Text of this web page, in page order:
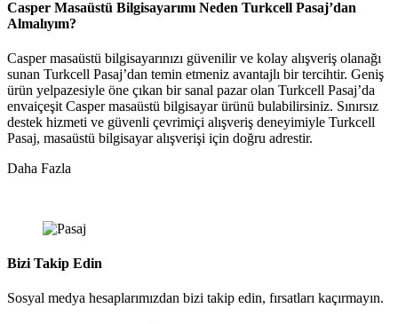
Casper Masaüstü Bilgisayarımı Neden Turkcell Pasaj’dan
Almalıyım?
Casper masaüstü bilgisayarınızı güvenilir ve kolay alışveriş olanağı
sunan Turkcell Pasaj’dan temin etmeniz avantajlı bir tercihtir. Geniş
ürün yelpazesiyle öne çıkan bir sanal pazar olan Turkcell Pasaj’da
envaiçeşit Casper masaüstü bilgisayar ürünü bulabilirsiniz. Sınırsız
destek hizmeti ve güvenli çevrimiçi alışveriş deneyimiyle Turkcell
Pasaj, masaüstü bilgisayar alışverişi için doğru adrestir.
Daha Fazla
Bizi Takip Edin
Sosyal medya hesaplarımızdan bizi takip edin, fırsatları kaçırmayın.